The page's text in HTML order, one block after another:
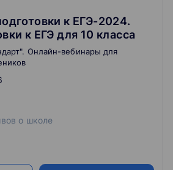
к ЕГЭ-2024.
к ЕГЭ для 10 класса
Онлайн-вебинары для
о школе